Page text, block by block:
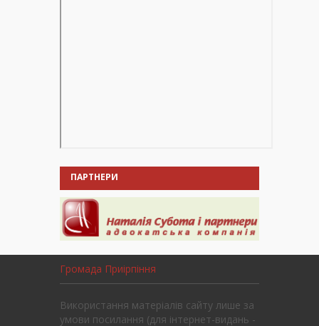
ПАРТНЕРИ
Громада Приірпіння
Використання матеріалів сайту лише за
умови посилання (для інтернет-видань -